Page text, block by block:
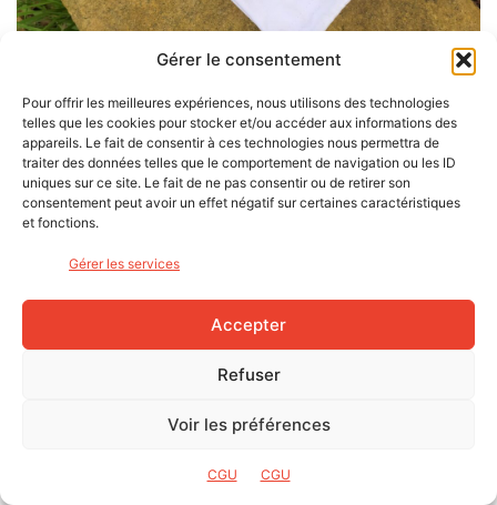
Gérer le consentement
Pour offrir les meilleures expériences, nous utilisons des technologies
telles que les cookies pour stocker et/ou accéder aux informations des
appareils. Le fait de consentir à ces technologies nous permettra de
traiter des données telles que le comportement de navigation ou les ID
uniques sur ce site. Le fait de ne pas consentir ou de retirer son
consentement peut avoir un effet négatif sur certaines caractéristiques
et fonctions.
Gérer les services
Accepter
Refuser
Voir les préférences
CGU CGU
Deux protège-nez de formes différentes permettront de s’adapter à votre
visage, photo Hugues Grenon
Ces Supernova sont donc adaptées à de multiples
disciplines, de la course à pied en passant par le vélo ou
Mirror, catégorie 2, VLT de 23% adapté à ma région
à l’ensoleillement moyen et à ma pratique faisant la part
belle aux variations de conditions de luminosité entre forêt
Pour conclure, les Supernova sont très agréables à porter.
excellente grâce à la qualité des verres et au large écran